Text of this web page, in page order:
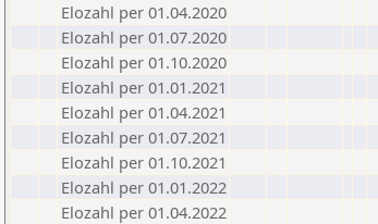
Elozahl per 01.04.2020
Elozahl per 01.07.2020
Elozahl per 01.10.2020
Elozahl per 01.01.2021
Elozahl per 01.04.2021
Elozahl per 01.07.2021
Elozahl per 01.10.2021
Elozahl per 01.01.2022
Elozahl per 01.04.2022